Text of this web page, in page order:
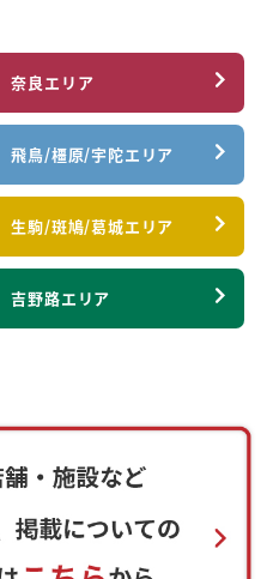
奈良エリア
飛鳥/橿原/宇陀エリア
生駒/斑鳩/葛城エリア
吉野路エリア